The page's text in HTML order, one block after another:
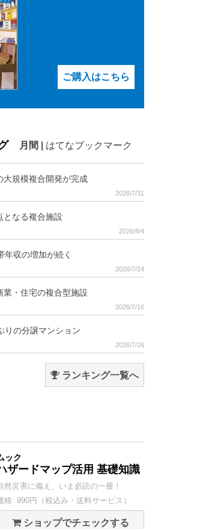
ご購入はこちら
月間 はてなブックマーク
大規模複合開発が完成
2026/7/31
となる複合施設
2026/8/4
年収の増加が続く
2026/7/24
・住宅の複合型施設
2026/7/16
りの分譲マンション
2026/7/16
ランキング一覧へ
ック
ザードマップ活用 基礎知識
然災害に備え、いま必読の一冊！
格: 990円（税込み・送料サービス）
ショップでチェックする